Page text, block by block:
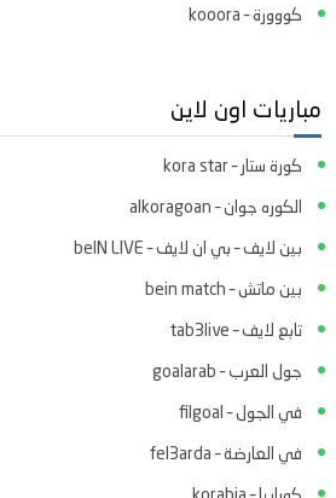
كووورة – kooora
مباريات اون لاين
كورة ستار – kora star
الكوره جوان – alkoragoan
بين لايف – بي ان لايف – beIN LIVE
بين ماتش – bein match
تابع لايف – tab3live
جول العرب – goalarab
في الجول – filgoal
في العارضة – fel3arda